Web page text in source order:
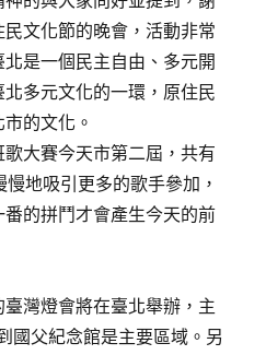
文化節的晚會，活動非常
是一個民主自由、多元開
多元文化的一環，原住民
的文化。
大賽今天市第二屆，共有
地吸引更多的歌手參加，
的拼鬥才會產生今天的前
灣燈會將在臺北舉辦，主
國父紀念館是主要區域。另